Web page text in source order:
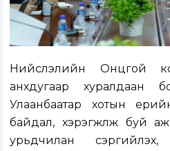
Нийслэлийн Онцгой
анхдугаар хуралдаан
Улаанбаатар хотын
байдал, хэрэгжүүлж буй
урьдчилан